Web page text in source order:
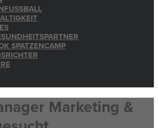
SPATZENCAMP
Marketing &